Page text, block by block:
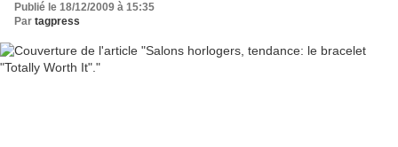
Publié le 18/12/2009 à 15:35
Par tagpress